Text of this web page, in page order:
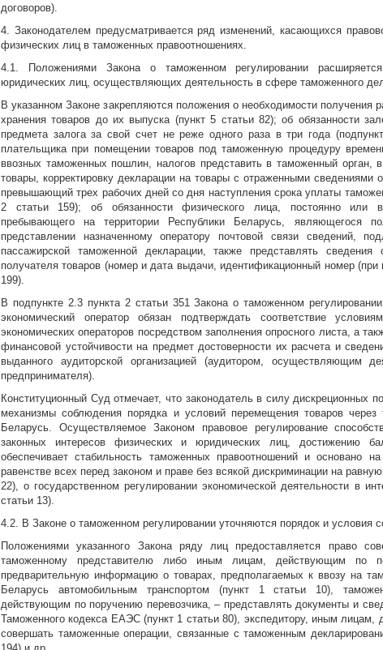
договоров).
4. Законодателем предусматривается ряд изменений, касающихся
физических лиц в таможенных правоотношениях.
4.1. Положениями Закона о таможенном регулировании
юридических лиц, осуществляющих деятельность в сфере таможенного
В указанном Законе закрепляются положения о необходимости получения
хранения товаров до их выпуска (пункт 5 статьи 82); об обязанности
предмета залога за свой счет не реже одного раза в три года
плательщика при помещении товаров под таможенную процедуру
ввозных таможенных пошлин, налогов представить в таможенный орган,
товары, корректировку декларации на товары с отраженными
превышающий трех рабочих дней со дня наступления срока уплаты
2 статьи 159); об обязанности физического лица, постоянно или
пребывающего на территории Республики Беларусь, являющегося
представлении назначенному оператору почтовой связи сведений,
пассажирской таможенной декларации, также представлять
получателя товаров (номер и дата выдачи, идентификационный номер (при
199).
В подпункте 2.3 пункта 2 статьи 351 Закона о таможенном
экономический оператор обязан подтверждать соответствие
экономических операторов посредством заполнения опросного листа, а
финансовой устойчивости на предмет достоверности их расчета и
выданного аудиторской организацией (аудитором, осуществляющим
предпринимателя).
Конституционный Суд отмечает, что законодатель в силу дискреционных
механизмы соблюдения порядка и условий перемещения товаров
Беларусь. Осуществляемое Законом правовое регулирование
законных интересов физических и юридических лиц, достижению
обеспечивает стабильность таможенных правоотношений и основано
равенстве всех перед законом и праве без всякой дискриминации на
22), о государственном регулировании экономической деятельности в
статьи 13).
4.2. В Законе о таможенном регулировании уточняются порядок и условия
Положениями указанного Закона ряду лиц предоставляется право
таможенному представителю либо иным лицам, действующим по
предварительную информацию о товарах, предполагаемых к ввозу на
Беларусь автомобильным транспортом (пункт 1 статьи 10),
действующим по поручению перевозчика, – представлять документы и
Таможенного кодекса ЕАЭС (пункт 1 статьи 80), экспедитору, иным
совершать таможенные операции, связанные с таможенным